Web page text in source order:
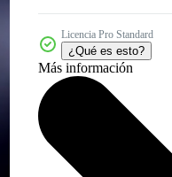
Licencia Pro Standard
¿Qué es esto?
Más información